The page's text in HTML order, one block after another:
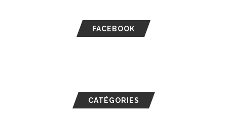
FACEBOOK
CATÉGORIES